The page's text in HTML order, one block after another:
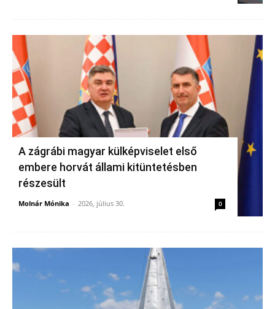
A zágrábi magyar külképviselet első
embere horvát állami kitüntetésben
részesült
Molnár Mónika - 2026, július 30. 0